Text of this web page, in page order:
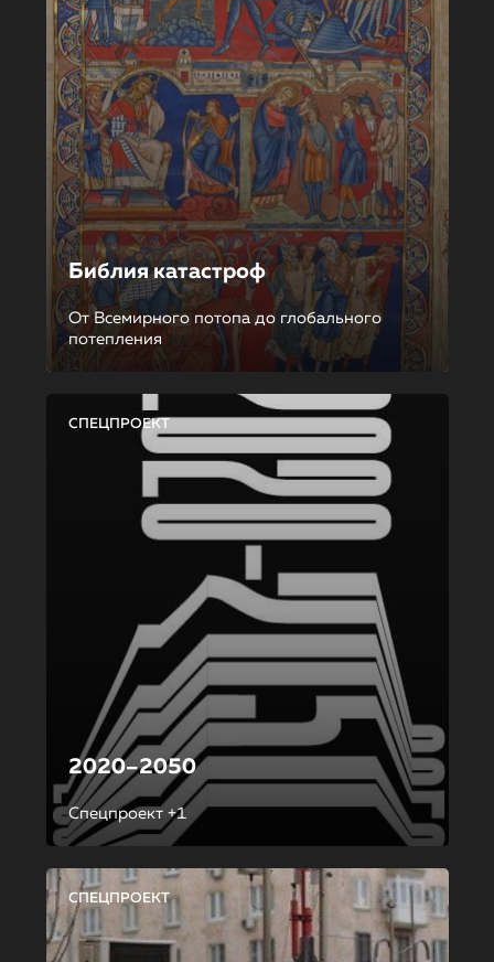
Библия катастроф
От Всемирного потопа до глобального
потепления
СПЕЦПРОЕКТ
2020–2050
Спецпроект +1
СПЕЦПРОЕКТ